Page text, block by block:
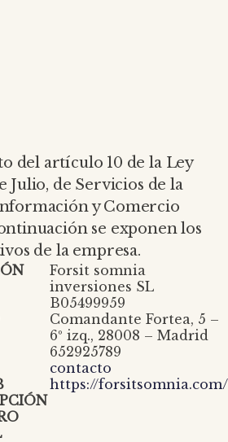
del artículo 10 de la Ley
Julio, de Servicios de la
y Comercio
se exponen los
de la empresa.
Forsit somnia
inversiones SL
B05499959
Comandante Fortea, 5 –
6º izq., 28008 – Madrid
652925789
contacto
https://forsitsomnia.com/